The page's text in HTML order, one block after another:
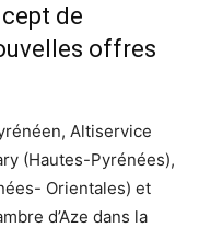
de
offres
Altiservice
(Hautes-Pyrénées),
Orientales) et
d’Aze dans la